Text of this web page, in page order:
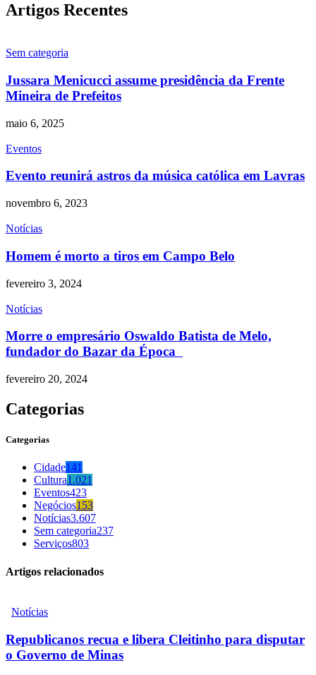
Artigos Recentes
Sem categoria
Jussara Menicucci assume presidência da Frente
Mineira de Prefeitos
maio 6, 2025
Eventos
Evento reunirá astros da música católica em Lavras
novembro 6, 2023
Notícias
Homem é morto a tiros em Campo Belo
fevereiro 3, 2024
Notícias
Morre o empresário Oswaldo Batista de Melo,
fundador do Bazar da Época
fevereiro 20, 2024
Categorias
Categorias
Cidade141
Cultura1.021
Eventos423
Negócios153
Notícias3.607
Sem categoria237
Serviços803
Artigos relacionados
Notícias
Republicanos recua e libera Cleitinho para disputar
o Governo de Minas